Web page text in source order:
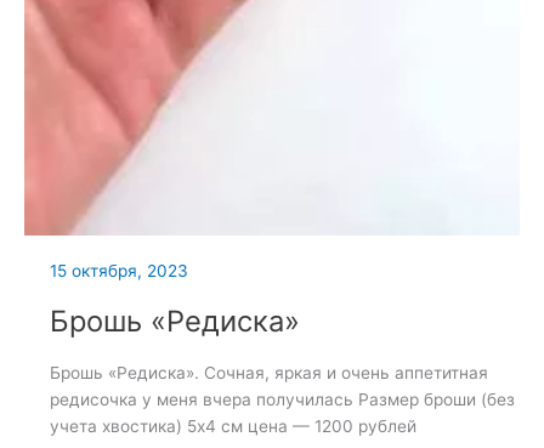
15 октября, 2023
Брошь «Редиска»
Брошь «Редиска». Сочная, яркая и очень аппетитная
редисочка у меня вчера получилась Размер броши (без
учета хвостика) 5х4 см цена — 1200 рублей